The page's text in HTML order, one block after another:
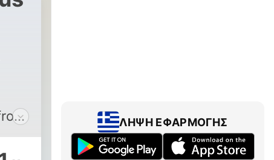
ΛΉΨΗ ΕΦΑΡΜΟΓΉΣ